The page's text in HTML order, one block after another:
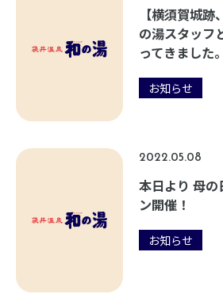
【横須賀城
の湯スタッフ
ってきました。
お知らせ
2022.05.08
本日より 母
ン開催！
お知らせ